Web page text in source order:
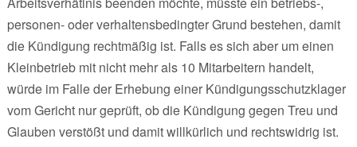
personen- oder verhaltensbedingter Grund bestehen, damit
die Kündigung rechtmäßig ist. Falls es sich aber um einen
Kleinbetrieb mit nicht mehr als 10 Mitarbeitern handelt,
würde im Falle der Erhebung einer Kündigungsschutzklager
vom Gericht nur geprüft, ob die Kündigung gegen Treu und
Glauben verstößt und damit willkürlich und rechtswidrig ist.